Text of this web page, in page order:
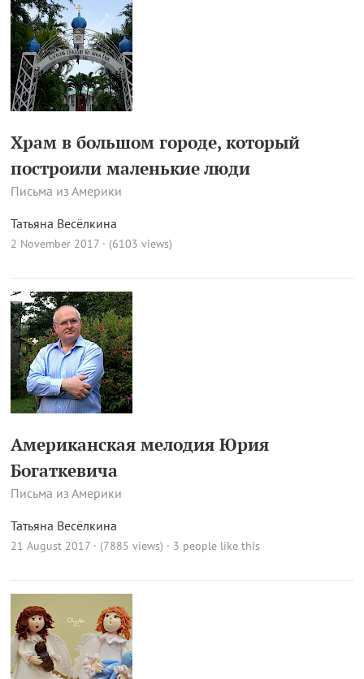
Храм в большом городе, который
построили маленькие люди
Письма из Америки
Татьяна Весёлкина
2 November 2017 · (6103 views)
Американская мелодия Юрия
Богаткевича
Письма из Америки
Татьяна Весёлкина
21 August 2017 · (7885 views) · 3 people like this